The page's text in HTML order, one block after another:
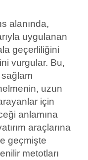
alanında,
uygulanan
geçerliliğini
vurgular. Bu,
uzun
için
anlamına
araçlarına
geçmişte
metotları